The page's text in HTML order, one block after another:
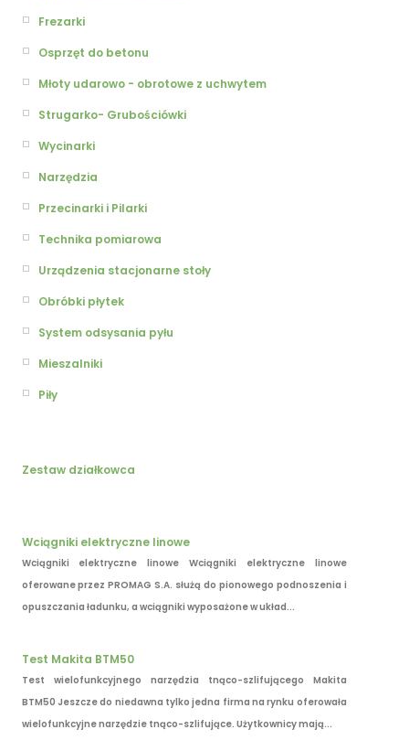
Frezarki
Osprzęt do betonu
Młoty udarowo - obrotowe z uchwytem
Strugarko- Grubościówki
Wycinarki
Narzędzia
Przecinarki i Pilarki
Technika pomiarowa
Urządzenia stacjonarne stoły
Obróbki płytek
System odsysania pyłu
Mieszalniki
Piły
Zestaw działkowca
Wciągniki elektryczne linowe
Wciągniki elektryczne linowe Wciągniki elektryczne linowe
oferowane przez PROMAG S.A. służą do pionowego podnoszenia i
opuszczania ładunku, a wciągniki wyposażone w układ...
Test Makita BTM50
Test wielofunkcyjnego narzędzia tnąco-szlifującego Makita
BTM50 Jeszcze do niedawna tylko jedna firma na rynku oferowała
wielofunkcyjne narzędzie tnąco-szlifujące. Użytkownicy mają...